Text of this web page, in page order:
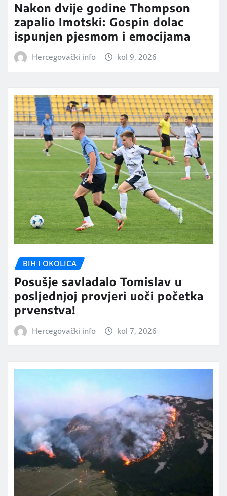
Nakon dvije godine Thompson
zapalio Imotski: Gospin dolac
ispunjen pjesmom i emocijama
Hercegovački info kol 9, 2026
BIH I OKOLICA
Posušje savladalo Tomislav u
posljednjoj provjeri uoči početka
prvenstva!
Hercegovački info kol 7, 2026